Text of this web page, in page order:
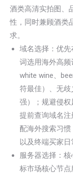
酒类高清实拍图、
性，同时兼顾酒类
求。
域名选择：优先
词选用海外高频
white wine、
符最佳）、无
强）；规避侵
提前查询域名
配海外搜索习惯
以及终端买家日
服务器选择：
标市场核心节